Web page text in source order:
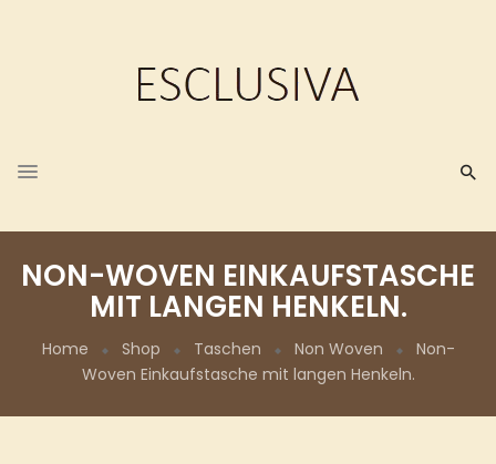
NON-WOVEN EINKAUFSTASCHE
MIT LANGEN HENKELN.
Home Shop Taschen Non Woven
Non-
Woven Einkaufstasche mit langen Henkeln.